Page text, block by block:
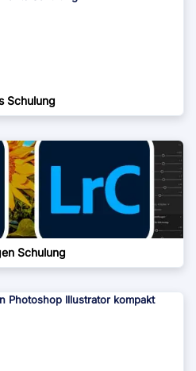
Schulung
Schulung